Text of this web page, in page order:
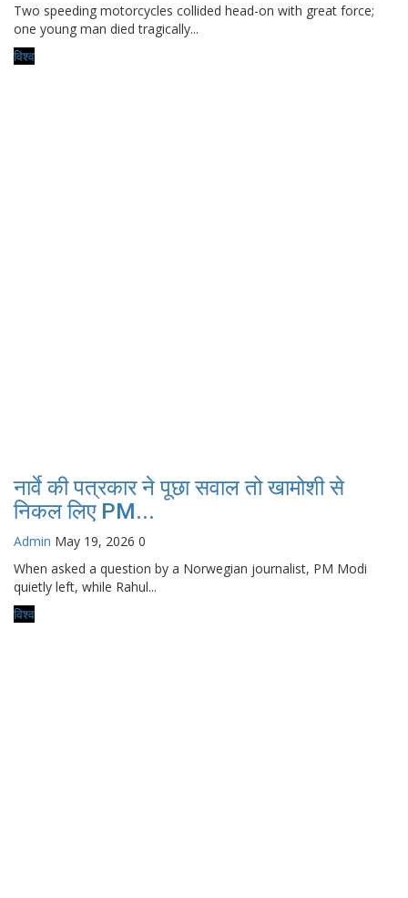
Two speeding motorcycles collided head-on with great force;
one young man died tragically...
विश्व
नार्वे की पत्रकार ने पूछा सवाल तो खामोशी से
निकल लिए PM...
Admin May 19, 2026 0
When asked a question by a Norwegian journalist, PM Modi
quietly left, while Rahul...
विश्व